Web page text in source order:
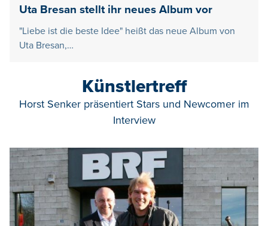
Uta Bresan stellt ihr neues Album vor
"Liebe ist die beste Idee" heißt das neue Album von
Uta Bresan,…
Künstlertreff
Horst Senker präsentiert Stars und Newcomer im
Interview